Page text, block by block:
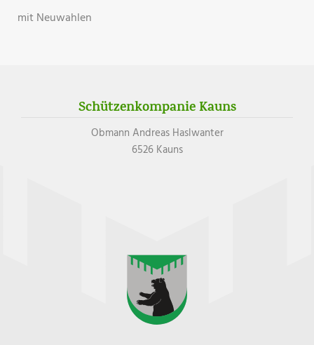
mit Neuwahlen
Schützenkompanie Kauns
Obmann Andreas Haslwanter
6526 Kauns